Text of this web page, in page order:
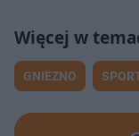
GNIEZNO